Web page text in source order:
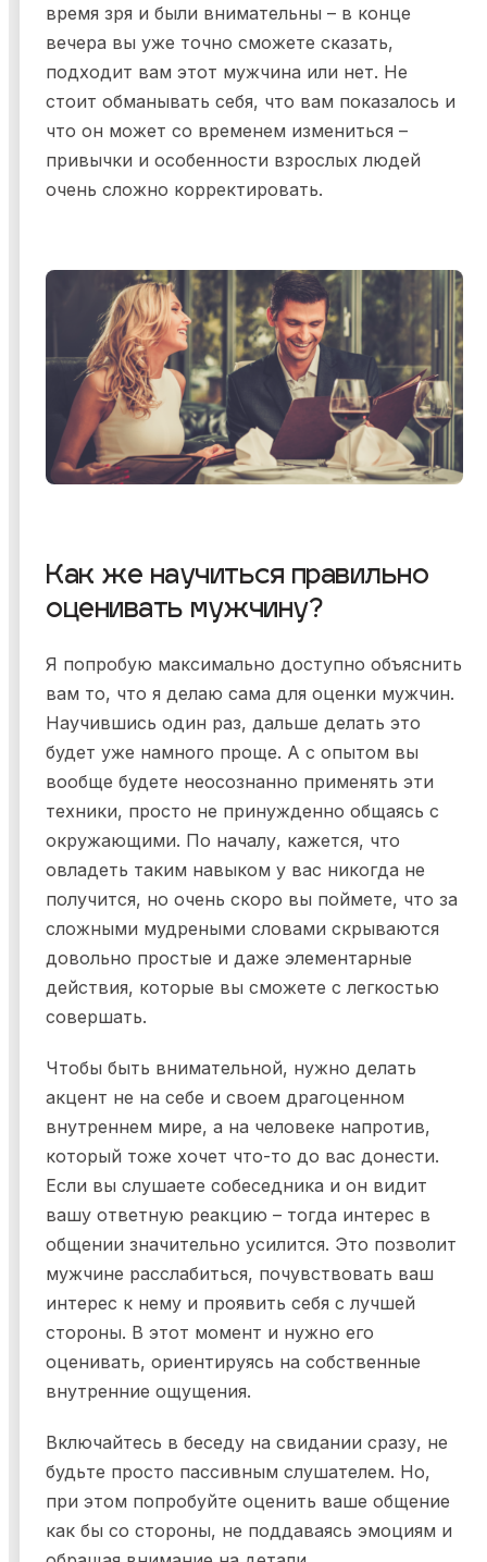
время зря и были внимательны – в конце
вечера вы уже точно сможете сказать,
подходит вам этот мужчина или нет. Не
стоит обманывать себя, что вам показалось и
что он может со временем измениться –
привычки и особенности взрослых людей
очень сложно корректировать.
Как же научиться правильно
оценивать мужчину?
Я попробую максимально доступно объяснить
вам то, что я делаю сама для оценки мужчин.
Научившись один раз, дальше делать это
будет уже намного проще. А с опытом вы
вообще будете неосознанно применять эти
техники, просто не принужденно общаясь с
окружающими. По началу, кажется, что
овладеть таким навыком у вас никогда не
получится, но очень скоро вы поймете, что за
сложными мудреными словами скрываются
довольно простые и даже элементарные
действия, которые вы сможете с легкостью
совершать.
Чтобы быть внимательной, нужно делать
акцент не на себе и своем драгоценном
внутреннем мире, а на человеке напротив,
который тоже хочет что-то до вас донести.
Если вы слушаете собеседника и он видит
вашу ответную реакцию – тогда интерес в
общении значительно усилится. Это позволит
мужчине расслабиться, почувствовать ваш
интерес к нему и проявить себя с лучшей
стороны. В этот момент и нужно его
оценивать, ориентируясь на собственные
внутренние ощущения.
Включайтесь в беседу на свидании сразу, не
будьте просто пассивным слушателем. Но,
при этом попробуйте оценить ваше общение
как бы со стороны, не поддаваясь эмоциям и